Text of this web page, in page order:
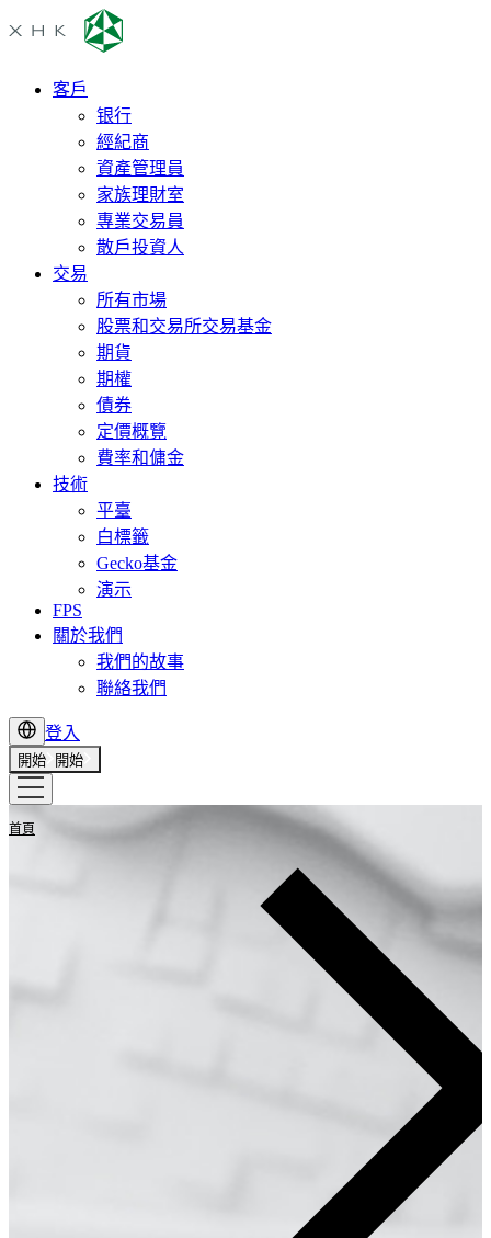
客戶
银行
經紀商
資產管理員
家族理財室
專業交易員
散戶投資人
交易
所有市場
股票和交易所交易基金
期貨
期權
債券
定價概覽
費率和傭金
技術
平臺
白標籤
Gecko基金
演示
FPS
關於我們
我們的故事
聯絡我們
登入
開始 開始
首頁